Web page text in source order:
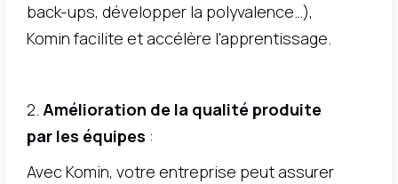
back-ups, développer la polyvalence…),
Komin facilite et accélère l'apprentissage.
2. Amélioration de la qualité produite
par les équipes :
Avec Komin, votre entreprise peut assurer